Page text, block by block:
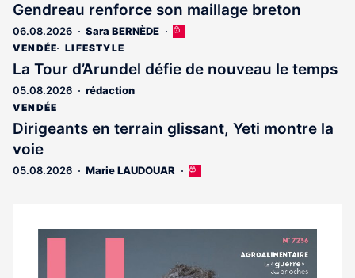
Gendreau renforce son maillage breton
06.08.2026 Sara BERNÈDE
Cet
réservé
VENDÉE LIFESTYLE
La Tour d’Arundel défie de nouveau le temps
05.08.2026 rédaction
VENDÉE
Dirigeants en terrain glissant, Yeti montre la
voie
05.08.2026 Marie LAUDOUAR
Cet
aux
Notre